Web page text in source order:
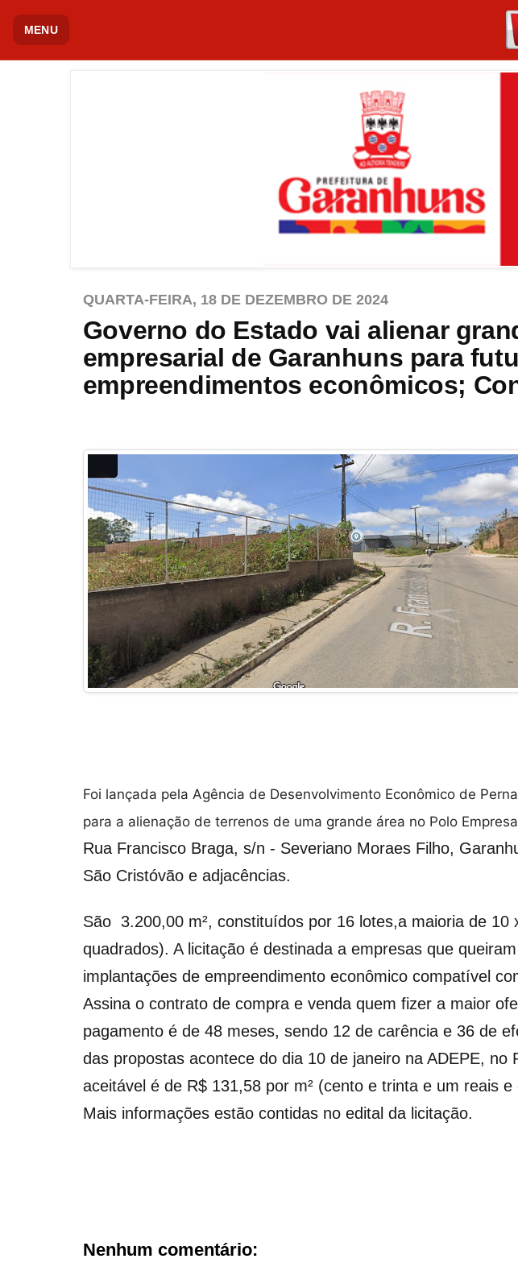
MENU
QUARTA-FEIRA, 18 DE DEZEMBRO DE 2024
Governo do Estado vai alienar
empresarial de Garanhuns para
empreendimentos econômicos;
Foi lançada pela Agência de Desenvolvimento Econômico de
para a alienação de terrenos de uma grande área no Polo
Rua Francisco Braga, s/n - Severiano Moraes Filho,
São Cristóvão e adjacências.
São 3.200,00 m², constituídos por 16 lotes,a maioria de 10
quadrados). A licitação é destinada a empresas que
implantações de empreendimento econômico compatível
Assina o contrato de compra e venda quem fizer a maior
pagamento é de 48 meses, sendo 12 de carência e 36 de
das propostas acontece do dia 10 de janeiro na ADEPE,
aceitável é de R$ 131,58 por m² (cento e trinta e um reais
Mais informações estão contidas no edital da licitação.
Nenhum comentário: